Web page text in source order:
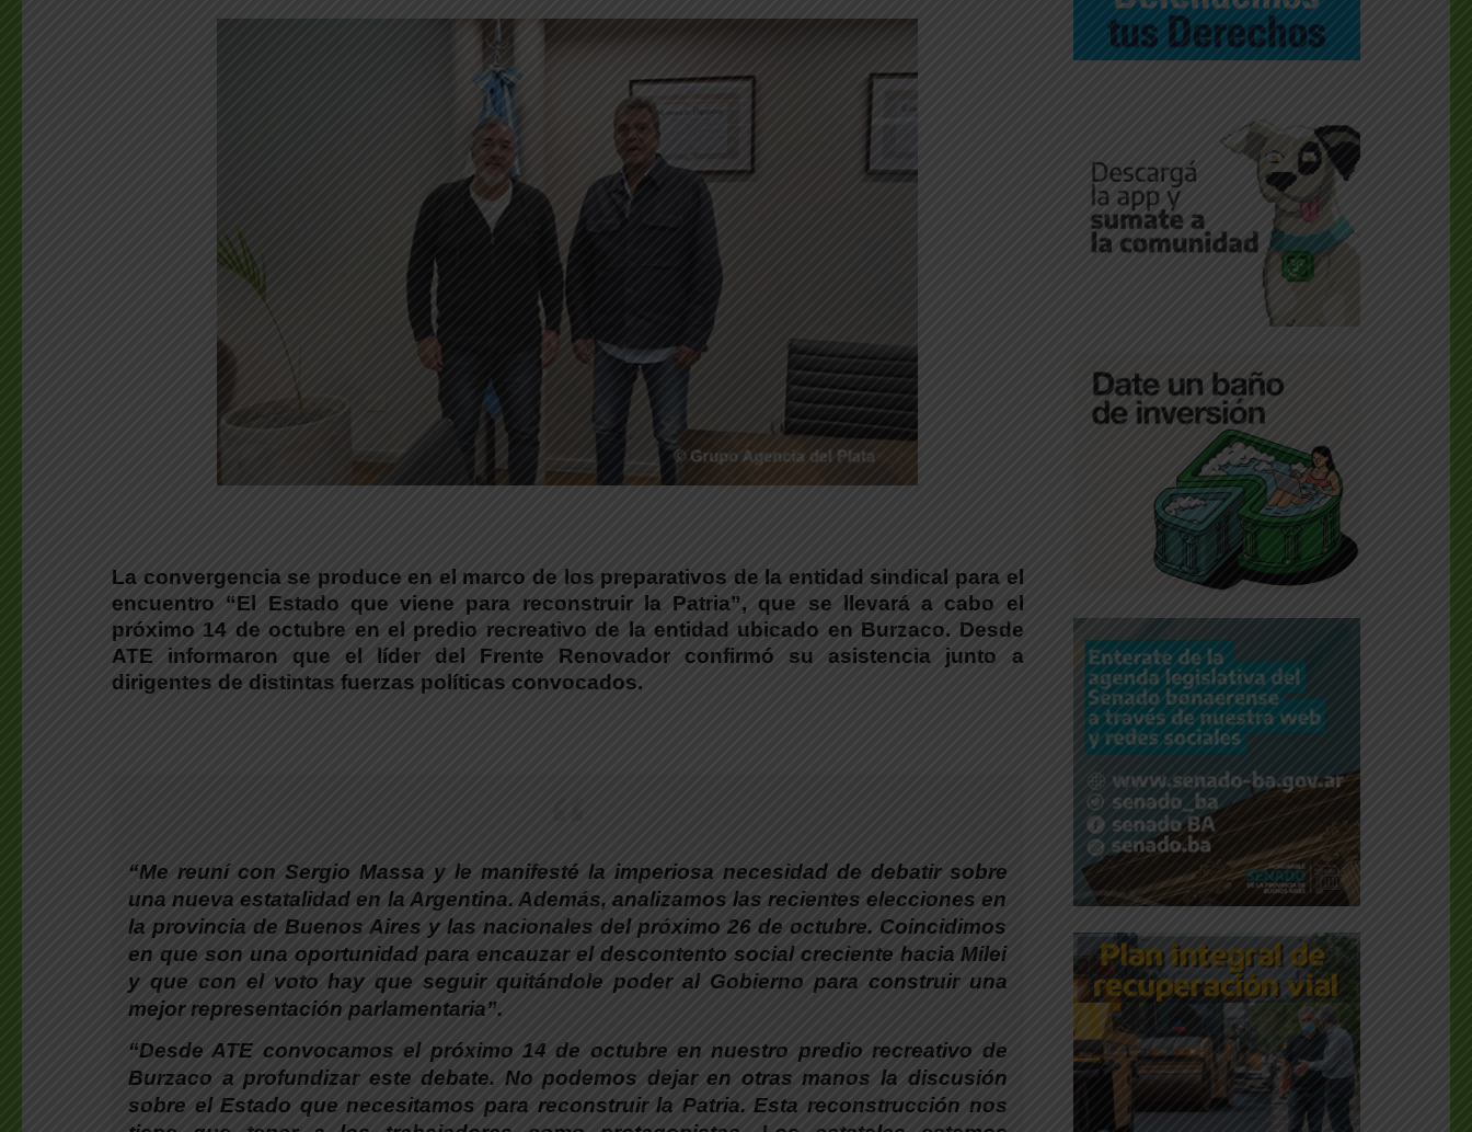
La convergencia se produce en el marco de los preparativos de la entidad sindical para el
encuentro “El Estado que viene para reconstruir la Patria”, que se llevará a cabo el
próximo 14 de octubre en el predio recreativo de la entidad ubicado en Burzaco. Desde
ATE informaron que el líder del Frente Renovador confirmó su asistencia junto a
dirigentes de distintas fuerzas políticas convocados.
“Me reuní con Sergio Massa y le manifesté la imperiosa necesidad de debatir sobre
una nueva estatalidad en la Argentina. Además, analizamos las recientes elecciones en
la provincia de Buenos Aires y las nacionales del próximo 26 de octubre. Coincidimos
en que son una oportunidad para encauzar el descontento social creciente hacia Milei
y que con el voto hay que seguir quitándole poder al Gobierno para construir una
mejor representación parlamentaria”.
“Desde ATE convocamos el próximo 14 de octubre en nuestro predio recreativo de
Burzaco a profundizar este debate. No podemos dejar en otras manos la discusión
sobre el Estado que necesitamos para reconstruir la Patria. Esta reconstrucción nos